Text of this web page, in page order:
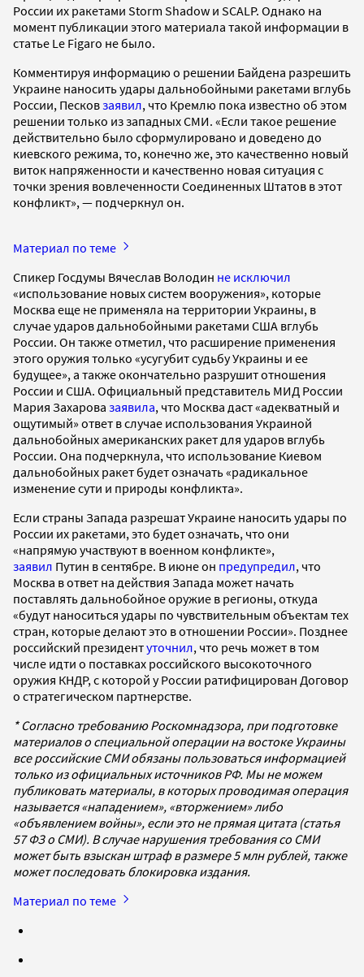
России их ракетами Storm Shadow и SCALP. Однако на
момент публикации этого материала такой информации в
статье Le Figaro не было.
Комментируя информацию о решении Байдена разрешить
Украине наносить удары дальнобойными ракетами вглубь
России, Песковзаявил, что Кремлю пока известно об этом
решении только из западных СМИ. «Если такое решение
действительно было сформулировано и доведено до
киевского режима, то, конечно же, это качественно новый
виток напряженности и качественно новая ситуация с
точки зрения вовлеченности Соединенных Штатов в этот
конфликт», — подчеркнул он.
Материал по теме
Спикер Госдумы Вячеслав Володин не исключил
«использование новых систем вооружения», которые
Москва еще не применяла на территории Украины, в
случае ударов дальнобойными ракетами США вглубь
России. Он также отметил, что расширение применения
этого оружия только «усугубит судьбу Украины и ее
будущее», а также окончательно разрушит отношения
России и США. Официальный представитель МИД России
Мария Захарова заявила, что Москва даст «адекватный и
ощутимый» ответ в случае использования Украиной
дальнобойных американских ракет для ударов вглубь
России. Она подчеркнула, что использование Киевом
дальнобойных ракет будет означать «радикальное
изменение сути и природы конфликта».
Если страны Запада разрешат Украине наносить удары по
России их ракетами, это будет означать, что они
«напрямую участвуют в военном конфликте»,
заявил Путин в сентябре. В июне он предупредил, что
Москва в ответ на действия Запада может начать
поставлять дальнобойное оружие в регионы, откуда
«будут наноситься удары по чувствительным объектам тех
стран, которые делают это в отношении России». Позднее
российский президентуточнил, что речь может в том
числе идти о поставках российского высокоточного
оружия КНДР, с которой у России ратифицирован Договор
о стратегическом партнерстве.
* Согласно требованию Роскомнадзора, при подготовке
материалов о специальной операции на востоке Украины
все российские СМИ обязаны пользоваться информацией
только из официальных источников РФ. Мы не можем
публиковать материалы, в которых проводимая операция
называется «нападением», «вторжением» либо
«объявлением войны», если это не прямая цитата (статья
57 ФЗ о СМИ). В случае нарушения требования со СМИ
может быть взыскан штраф в размере 5 млн рублей, также
может последовать блокировка издания.
Материал по теме